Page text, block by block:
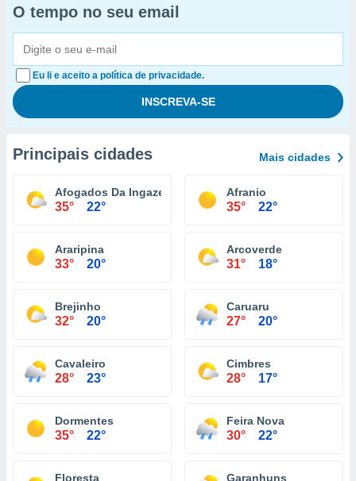
O tempo no seu email
Eu li e aceito a política de privacidade.
Principais cidades Mais cidades
Afogados Da Ingazeira
35° 22°
Afranio
35° 22°
Araripina
33° 20°
Arcoverde
31° 18°
Brejinho
32° 20°
Caruaru
27° 20°
Cavaleiro
28° 23°
Cimbres
28° 17°
Dormentes
35° 22°
Feira Nova
30° 22°
Floresta Garanhuns